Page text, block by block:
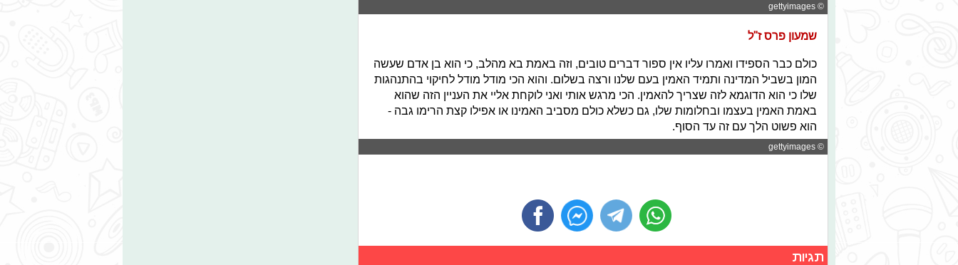
© gettyimages
שמעון פרס ז"ל
כולם כבר הספידו ואמרו עליו אין ספור דברים טובים, וזה באמת בא מהלב, כי הוא בן אדם שעשה
המון בשביל המדינה ותמיד האמין בעם שלנו ורצה בשלום. והוא הכי מודל מודל לחיקוי בהתנהגות
שלו כי הוא הדוגמא לזה שצריך להאמין. הכי מרגש אותי ואני לוקחת אליי את העניין הזה שהוא
באמת האמין בעצמו ובחלומות שלו, גם כשלא כולם מסביב האמינו או אפילו קצת הרימו גבה -
הוא פשוט הלך עם זה עד הסוף.
© gettyimages
תגיות